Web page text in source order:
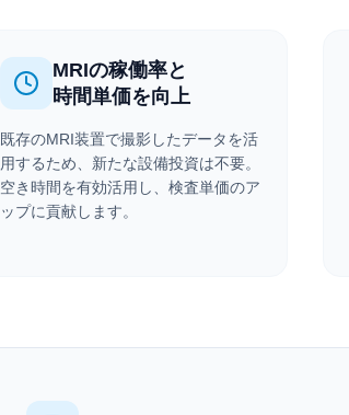
MRIの稼働率と
時間単価を向上
既存のMRI装置で撮影したデータを活
用するため、新たな設備投資は不要。
空き時間を有効活用し、検査単価のア
ップに貢献します。